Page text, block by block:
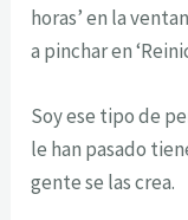
horas’ en la
a pinchar en
Soy ese tipo de
le han pasado
gente se las crea.